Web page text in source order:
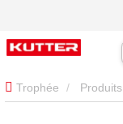
Trophée Produits